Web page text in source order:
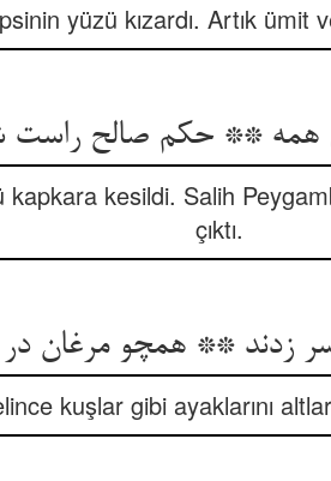
yüzü kızardı. Artık ümit
kesildi. Salih
çıktı.
زدند ** همچو مرغان در
kuşlar gibi ayaklarını